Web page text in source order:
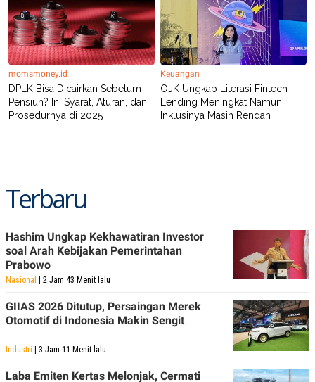
A
.
I
D
SITEMAPPROFILE TERM
OF
USE
POLICY
momsmoney.id
DPLK Bisa Dicairkan Sebelum
Pensiun? Ini Syarat, Aturan, dan
Prosedurnya di 2025
Keuangan
OJK Ungkap Literasi Fintech
Lending Meningkat Namun
Inklusinya Masih Rendah
Terbaru
Hashim Ungkap Kekhawatiran Investor
soal Arah Kebijakan Pemerintahan
Prabowo
Nasional | 2 Jam 43 Menit lalu
GIIAS 2026 Ditutup, Persaingan Merek
Otomotif di Indonesia Makin Sengit
Industri | 3 Jam 11 Menit lalu
Laba Emiten Kertas Melonjak, Cermati